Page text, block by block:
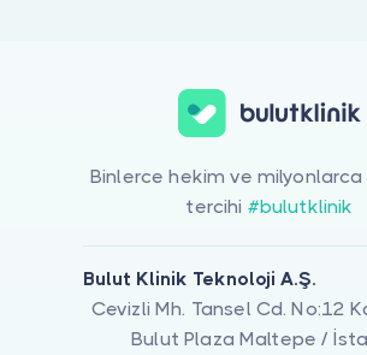
Binlerce hekim ve milyonlarca
tercihi #bulutklinik
Bulut Klinik Teknoloji A.Ş.
Cevizli Mh. Tansel Cd. No:12
Bulut Plaza Maltepe /